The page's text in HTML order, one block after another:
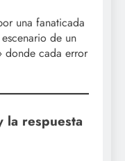
una fanaticada
de un
donde cada error
la respuesta